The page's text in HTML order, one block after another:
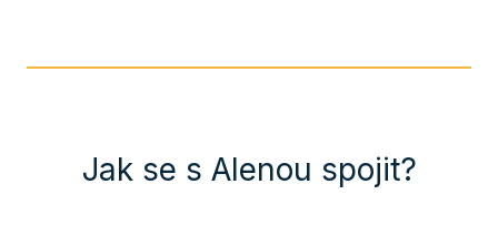
Jak se s Alenou spojit?